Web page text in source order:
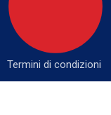
Termini di condizioni